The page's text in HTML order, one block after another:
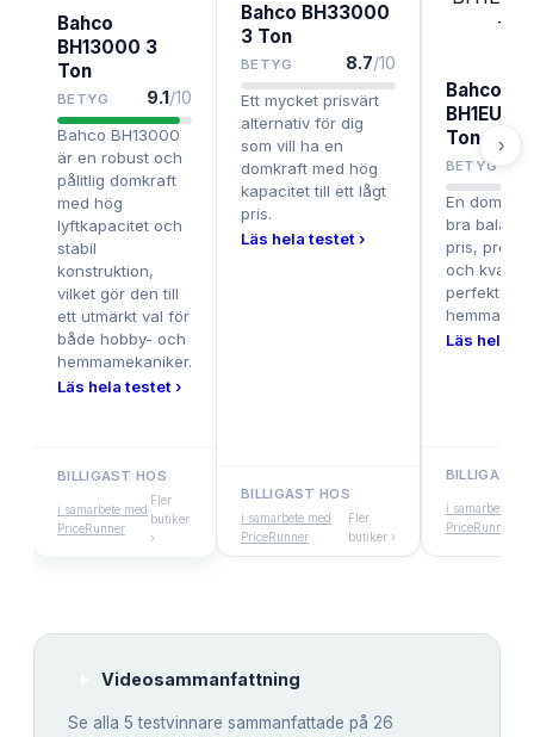
Bahco
BH13000 3
Ton
BETYG 9.1/10
Bahco BH13000
är en robust och
pålitlig domkraft
med hög
lyftkapacitet och
stabil
konstruktion,
vilket gör den till
ett utmärkt val för
både hobby- och
hemmamekaniker.
Läs hela testet ›
BILLIGAST HOS
i samarbete med
PriceRunner
Fler
butiker
›
Bahco BH33000
3 Ton
BETYG 8.7/10
Ett mycket prisvärt
alternativ för dig
som vill ha en
domkraft med hög
kapacitet till ett lågt
pris.
Läs hela testet ›
BILLIGAST HOS
i samarbete med
PriceRunner
Fler
butiker ›
Bahco
Ton
BETYG
En
bra balans
pris,
och kvalitet
perfekt för
Läs hela
BILLIGAST
i samarbete
PriceRunner
›
Videosammanfattning
Se alla 5 testvinnare sammanfattade på 26